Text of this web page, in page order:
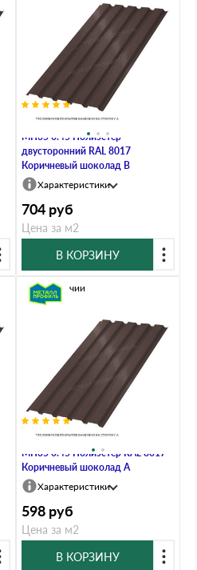
Профлист Металл Профиль
МП35 0.45 Полиэстер
двусторонний RAL 8017
Коричневый шоколад B
Характеристики
704 руб
Цена за м2
В КОРЗИНУ
Профлист Металл Профиль
МП35 0.45 Полиэстер RAL 8017
Коричневый шоколад A
В наличии
Характеристики
598 руб
Цена за м2
В КОРЗИНУ